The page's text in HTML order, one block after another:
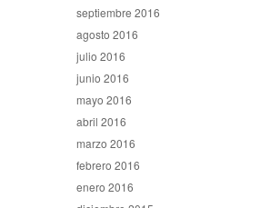
septiembre 2016
agosto 2016
julio 2016
junio 2016
mayo 2016
abril 2016
marzo 2016
febrero 2016
enero 2016